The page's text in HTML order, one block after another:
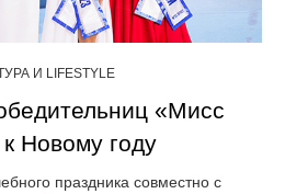
И LIFESTYLE
«Мисс
Новому году
праздника совместно с